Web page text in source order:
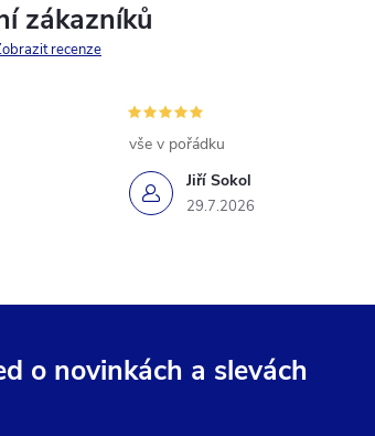
zákazníků
recenze
Jiří Sokol
29.7.2026
vše v pořádku
o novinkách a slevách